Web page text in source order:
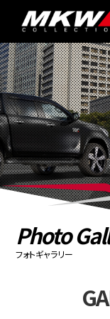
WHAT'S NEW
WHEEL LINEUP
OTHER PRODUCT
PHOTO GALLERY
PRIVACY POLICY
Photo
フォトギャラリー